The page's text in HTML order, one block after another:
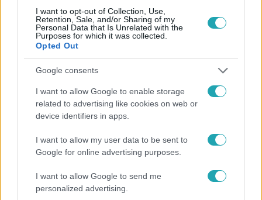
I want to opt-out of Collection, Use,
Retention, Sale, and/or Sharing of my
Personal Data that Is Unrelated with the
Purposes for which it was collected.
Opted Out
Google consents
I want to allow Google to enable storage
related to advertising like cookies on web or
device identifiers in apps.
I want to allow my user data to be sent to
Google for online advertising purposes.
I want to allow Google to send me
personalized advertising.
Népszerű